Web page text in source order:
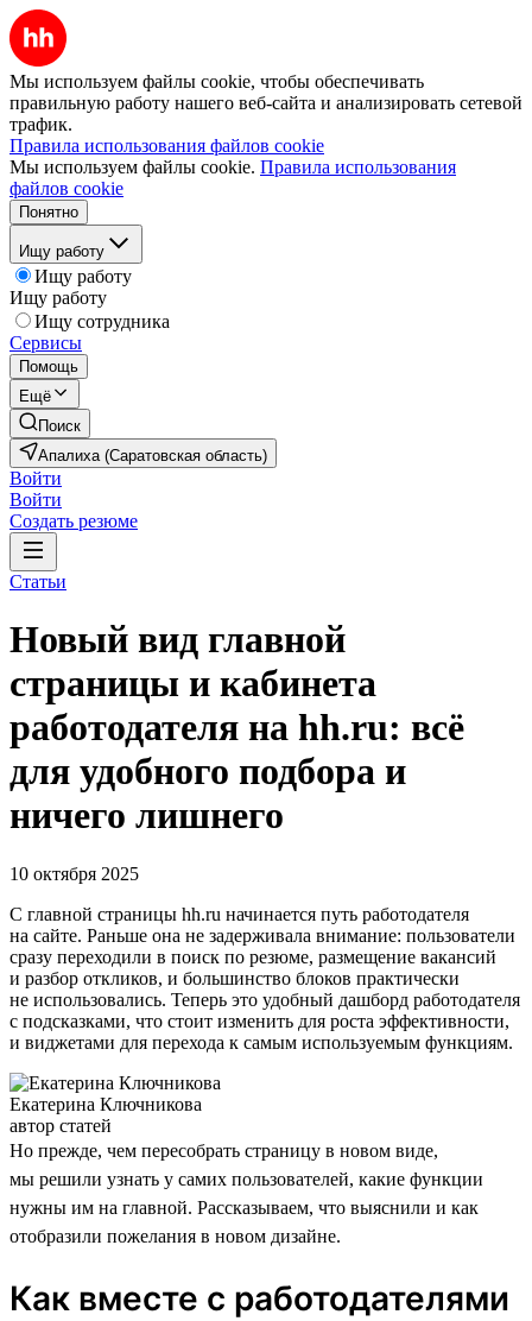
Мы используем файлы cookie, чтобы обеспечивать
правильную работу нашего веб-сайта и анализировать сетевой
трафик.
Правила использования файлов cookie
Мы используем файлы cookie. Правила использования
файлов cookie
Понятно
Ищу работу
Ищу работу
Ищу работу
Ищу сотрудника
Сервисы
Помощь
Ещё
Поиск
Апалиха (Саратовская область)
Войти
Войти
Создать резюме
Статьи
Новый вид главной
страницы и кабинета
работодателя на hh.ru: всё
для удобного подбора и
ничего лишнего
10 октября 2025
C главной страницы hh.ru начинается путь работодателя
на сайте. Раньше она не задерживала внимание: пользователи
сразу переходили в поиск по резюме, размещение вакансий
и разбор откликов, и большинство блоков практически
не использовались. Теперь это удобный дашборд работодателя
с подсказками, что стоит изменить для роста эффективности,
и виджетами для перехода к самым используемым функциям.
Екатерина Ключникова
автор статей
Но прежде, чем пересобрать страницу в новом виде,
мы решили узнать у самих пользователей, какие функции
нужны им на главной. Рассказываем, что выяснили и как
отобразили пожелания в новом дизайне.
Как вместе с работодателями